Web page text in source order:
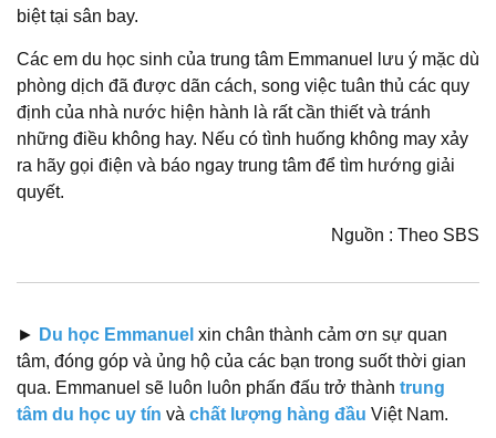
biệt tại sân bay.
Các em du học sinh của trung tâm Emmanuel lưu ý mặc dù
phòng dịch đã được dãn cách, song việc tuân thủ các quy
định của nhà nước hiện hành là rất cần thiết và tránh
những điều không hay. Nếu có tình huống không may xảy
ra hãy gọi điện và báo ngay trung tâm để tìm hướng giải
quyết.
Nguồn : Theo SBS
► Du học Emmanuel xin chân thành cảm ơn sự quan
tâm, đóng góp và ủng hộ của các bạn trong suốt thời gian
qua. Emmanuel sẽ luôn luôn phấn đấu trở thành trung
tâm du học uy tín và chất lượng hàng đầu Việt Nam.